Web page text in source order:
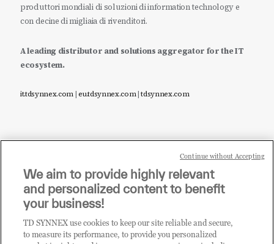
produttori mondiali di soluzioni di information technology e
con decine di migliaia di rivenditori.
A leading distributor and solutions aggregator for the IT
ecosystem.
it.tdsynnex.com|eu.tdsynnex.com|tdsynnex.com
Sei un rivenditore di tecnologia e desideri acquistare
i prodotti o le soluzioni trattate sul blog?
CLICCA QUI E DIVENTA
CLIENTE TD SYNNEX
We aim to provide highly relevant
and personalized content to benefit
your business!
TD SYNNEX use cookies to keep our site reliable and secure,
to measure its performance, to provide you personalized
Continue without Accepting